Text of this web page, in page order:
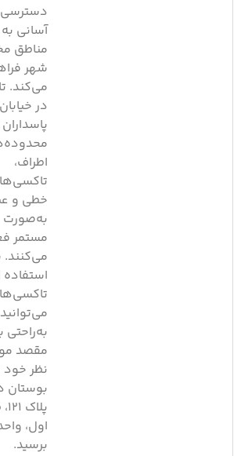
دسترسی
آسانی به
مناطق مختلف
شهر فراهم
می‌کند.​ تاکسی:
در خیابان
پاسداران و
محدوده‌های
تاکسی‌های
خطی و عبوری
به‌صورت
مستمر فعالیت
می‌کنند. با
استفاده از این
تاکسی‌ها
می‌توانید
به‌راحتی به
مقصد مورد
نظر خود در
بوستان دهم،
پلاک ۱۲۱، طبقه
اول، واحد ۳
برسید.​